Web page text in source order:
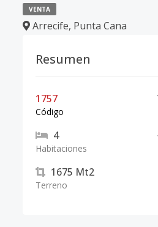
VENTA
Arrecife, Punta Cana
Resumen
1757
Código
4
Habitaciones
1675 Mt2
Terreno